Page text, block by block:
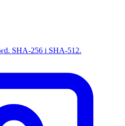
SHA-256 i SHA-512.